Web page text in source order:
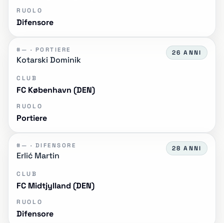
RUOLO
Difensore
#— · PORTIERE
Kotarski Dominik
26 ANNI
CLUB
FC København (DEN)
RUOLO
Portiere
#— · DIFENSORE
Erlić Martin
28 ANNI
CLUB
FC Midtjylland (DEN)
RUOLO
Difensore